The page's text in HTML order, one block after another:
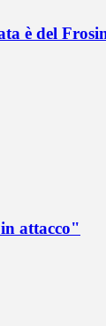
è del
attacco"